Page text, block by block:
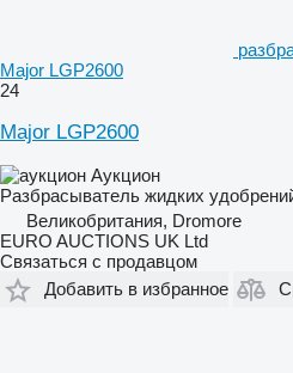
Major LGP2600
24
Major LGP2600
Аукцион
Разбрасыватель жидких
Великобритания, Dromore
EURO AUCTIONS UK Ltd
Связаться с продавцом
Добавить в избранное